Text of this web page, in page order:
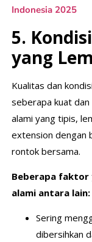
Indonesia 2025
5.
yang
Kualitas dan
seberapa kuat
alami yang tipis,
extension dengan
rontok bersama.
Beberapa faktor
alami antara lain:
Sering
dibersihkan